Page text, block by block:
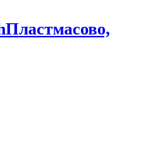
Пластмасово,